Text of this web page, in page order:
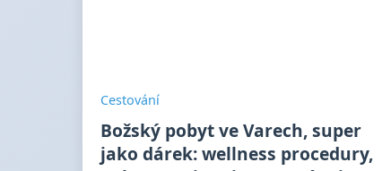
Cestování
Božský pobyt ve Varech, super
jako dárek: wellness procedury,